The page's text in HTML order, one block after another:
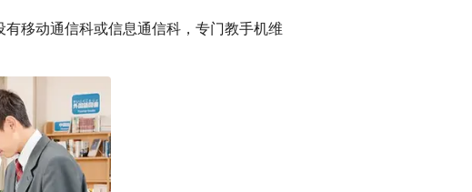
移动通信科或信息通信科，专门教手机维